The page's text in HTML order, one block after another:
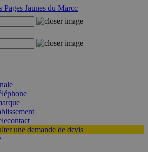
une demande de devis